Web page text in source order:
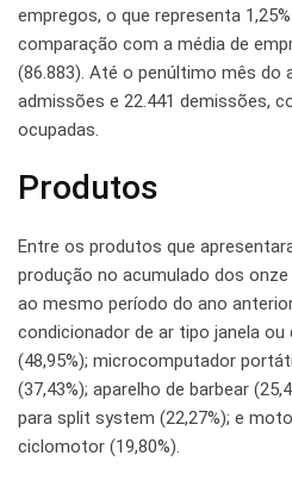
empregos, o que representa
comparação com a média de
(86.883). Até o penúltimo mês do
admissões e 22.441 demissões,
ocupadas.
Produtos
Entre os produtos que
produção no acumulado dos
ao mesmo período do ano
condicionador de ar tipo janela ou
(48,95%); microcomputador
(37,43%); aparelho de barbear
para split system (22,27%); e
ciclomotor (19,80%).